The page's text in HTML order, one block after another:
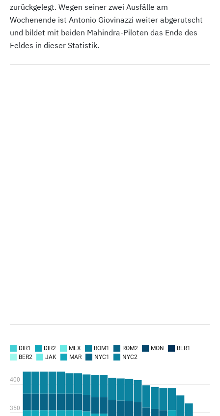
zurückgelegt. Wegen seiner zwei Ausfälle am
Wochenende ist Antonio Giovinazzi weiter abgerutscht
und bildet mit beiden Mahindra-Piloten das Ende des
Feldes in dieser Statistik.